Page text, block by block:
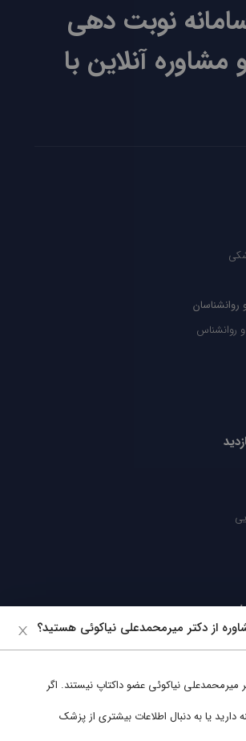
نوبت دهی
مشاوره آنلاین با
دنبال کنید
از دکتر میرمحمدعلی نیاکوئی هستید؟
میرمحمدعلی نیاکوئی عضو داکتاپ نیستند. اگر
دارید یا به دنبال اطلاعات بیشتری از پزشک